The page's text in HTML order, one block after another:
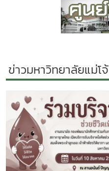
ข่าวมหาวิทยาลัยแม่โจ้
Previous